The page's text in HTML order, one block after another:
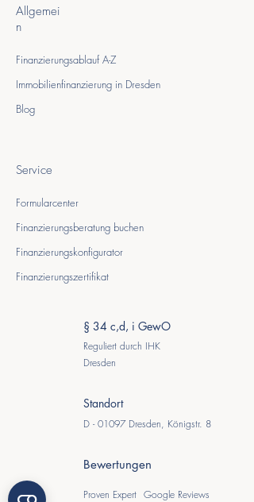
Allgemei
n
Finanzierungsablauf A-Z
Immobilienfinanzierung in Dresden
Blog
Service
Formularcenter
Finanzierungsberatung buchen
Finanzierungskonfigurator
Finanzierungszertifikat
§ 34 c,d, i GewO
Reguliert durch IHK
Dresden
Standort
D - 01097 Dresden, Königstr. 8
Bewertungen
Proven Expert Google Reviews